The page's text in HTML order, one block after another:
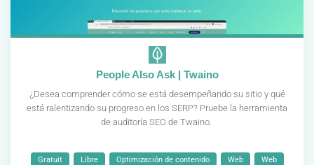
People Also Ask | Twaino
¿Desea comprender cómo se está desempeñando su sitio y qué
está ralentizando su progreso en los SERP? Pruebe la herramienta
de auditoría SEO de Twaino.
Gratuit Libre Optimización de contenido Web Web